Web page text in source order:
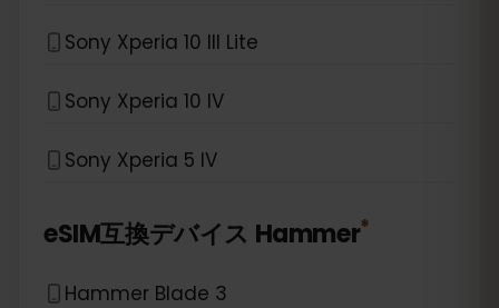
Sony Xperia 10 III Lite
Sony Xperia 10 IV
Sony Xperia 5 IV
eSIM互換デバイス Hammer*
Hammer Blade 3